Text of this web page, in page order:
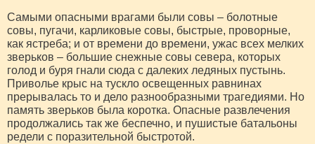
Самыми опасными врагами были совы – болотные
совы, пугачи, карликовые совы, быстрые, проворные,
как ястреба; и от времени до времени, ужас всех мелких
зверьков – большие снежные совы севера, которых
голод и буря гнали сюда с далеких ледяных пустынь.
Приволье крыс на тускло освещенных равнинах
прерывалась то и дело разнообразными трагедиями. Но
память зверьков была коротка. Опасные развлечения
продолжались так же беспечно, и пушистые батальоны
редели с поразительной быстротой.